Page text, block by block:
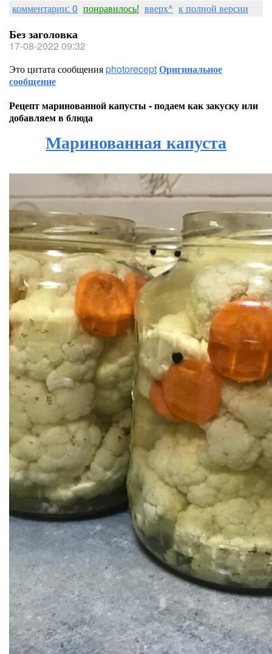
комментарии: 0 понравилось! вверх^ к полной версии
Без заголовка
17-08-2022 09:32
Это цитата сообщенияphotoreceptОригинальное
сообщение
Рецепт маринованной капусты - подаем как закуску или
добавляем в блюда
Маринованная капуста